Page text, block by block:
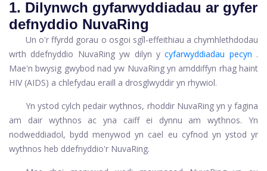
1. Dilynwch gyfarwyddiadau ar gyfer
defnyddio NuvaRing
Un o'r ffyrdd gorau o osgoi sgîl-effeithiau a chymhlethdodau
wrth ddefnyddio NuvaRing yw dilyn y cyfarwyddiadau pecyn .
Mae'n bwysig gwybod nad yw NuvaRing yn amddiffyn rhag haint
HIV (AIDS) a chlefydau eraill a drosglwyddir yn rhywiol.
Yn ystod cylch pedair wythnos, rhoddir NuvaRing yn y fagina
am dair wythnos ac yna caiff ei dynnu am wythnos. Yn
nodweddiadol, bydd menywod yn cael eu cyfnod yn ystod yr
wythnos heb ddefnyddio'r NuvaRing.